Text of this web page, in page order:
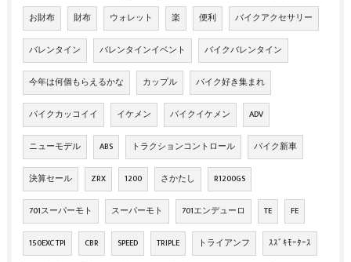
お財布 財布 ウォレット 楽 便利 バイクアクセサリー
バレンタイン バレンタインイベント バイクバレンタイン
今年は何個もらえるかな カップル バイク好き集まれ
バイクカッコイイ イケメン バイクイケメン ADV
ニューモデル ABS トラクションコントロール バイク新車
決算セール ZRX 1200 さかたし R1200GS
701スーパーモト スーパーモト 701エンデューロ TE FE
150EXC TPI CBR SPEED TRIPLE トライアンフ ｽｽﾞｷﾓｰﾀｰｽ